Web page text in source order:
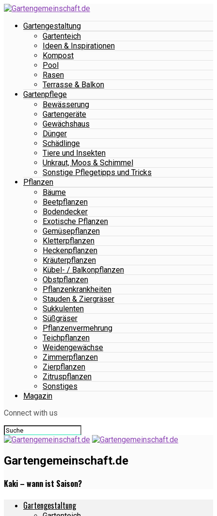
Gartengestaltung
Gartenteich
Ideen & Inspirationen
Kompost
Pool
Rasen
Terrasse & Balkon
Gartenpflege
Bewässerung
Gartengeräte
Gewächshaus
Dünger
Schädlinge
Tiere und Insekten
Unkraut, Moos & Schimmel
Sonstige Pflegetipps und Tricks
Pflanzen
Bäume
Beetpflanzen
Bodendecker
Exotische Pflanzen
Gemüsepflanzen
Kletterpflanzen
Heckenpflanzen
Kräuterpflanzen
Kübel- / Balkonpflanzen
Obstpflanzen
Pflanzenkrankheiten
Stauden & Ziergräser
Sukkulenten
Süßgräser
Pflanzenvermehrung
Teichpflanzen
Weidengewächse
Zimmerpflanzen
Zierpflanzen
Zitruspflanzen
Sonstiges
Magazin
Connect with us
Gartengemeinschaft.de
Kaki – wann ist Saison?
Gartengestaltung